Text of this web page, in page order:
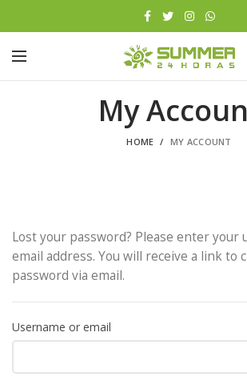
My
HOME MY ACCOUNT
Lost your password? Please enter your
email address. You will receive a link to
password via email.
Username or email